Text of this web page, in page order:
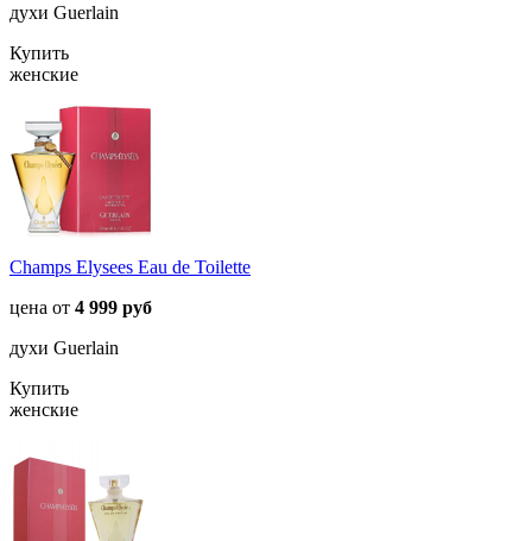
духи Guerlain
Купить
женские
Champs Elysees Eau de Toilette
цена от 4 999 руб
духи Guerlain
Купить
женские